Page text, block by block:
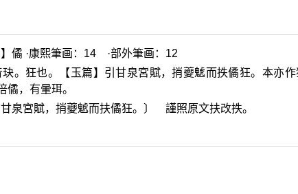
】僪 ·康熙筆画：14 ·部外筆画：12
玦。狂也。【玉篇】引甘泉宮賦，捎夔䰧而抶僪狂。本亦
僪，有暈珥。
泉宮賦，捎夔䰧而扶僪狂。〕 謹照原文扶改抶。